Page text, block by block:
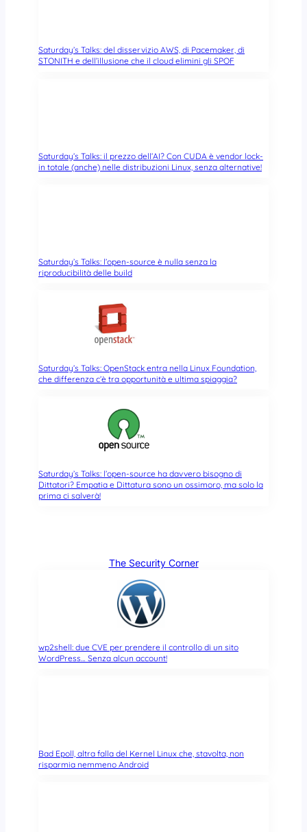
Saturday’s Talks: del disservizio AWS, di Pacemaker, di
STONITH e dell’illusione che il cloud elimini gli SPOF
Saturday’s Talks: il prezzo dell’AI? Con CUDA è vendor lock-
in totale (anche) nelle distribuzioni Linux, senza alternative!
Saturday’s Talks: l’open-source è nulla senza la
riproducibilità delle build
Saturday’s Talks: OpenStack entra nella Linux Foundation,
che differenza c’è tra opportunità e ultima spiaggia?
Saturday’s Talks: l’open-source ha davvero bisogno di
Dittatori? Empatia e Dittatura sono un ossimoro, ma solo la
prima ci salverà!
The Security Corner
wp2shell: due CVE per prendere il controllo di un sito
WordPress… Senza alcun account!
Bad Epoll, altra falla del Kernel Linux che, stavolta, non
risparmia nemmeno Android